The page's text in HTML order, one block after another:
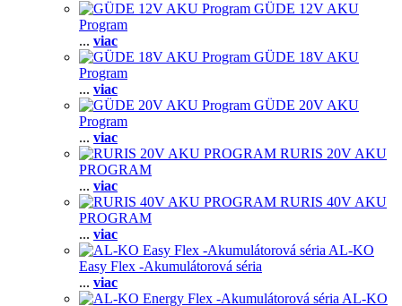
GÜDE 12V AKU
Program
... viac
GÜDE 18V AKU
Program
... viac
GÜDE 20V AKU
Program
... viac
RURIS 20V AKU
PROGRAM
... viac
RURIS 40V AKU
PROGRAM
... viac
AL-KO
Easy Flex -Akumulátorová séria
... viac
AL-KO